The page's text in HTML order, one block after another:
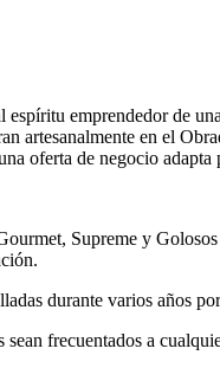
emprendedor de
artesanalmente en el
oferta de negocio
Supreme y
durante varios
frecuentados a